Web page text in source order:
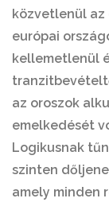
közvetlenül az
európai
kellemetlenül
az oroszok
emelkedését
Logikusnak
szinten
amely minden